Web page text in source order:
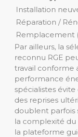
Installation
Réparation /
Remplacement
Par ailleurs, la
reconnu RGE
travail conforme
performance
spécialistes
des reprises
doublent parfois
la complexité
la plateforme